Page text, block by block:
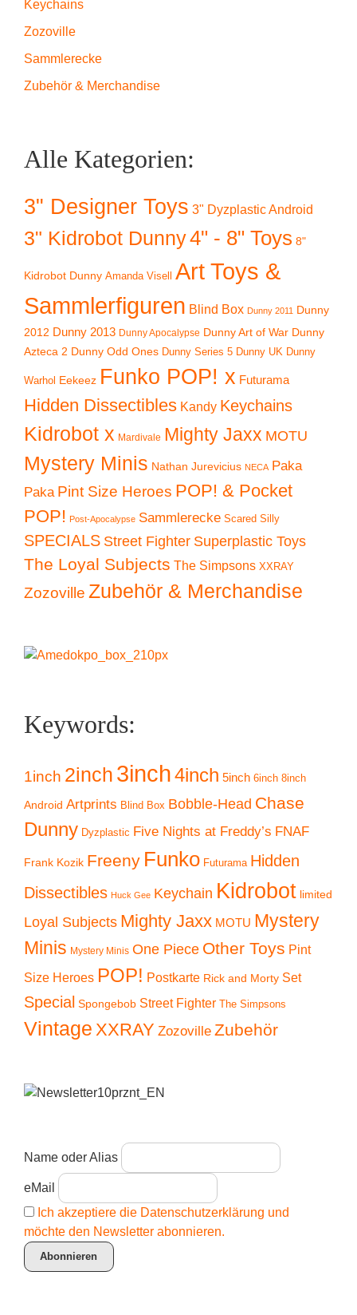
Keychains
Zozoville
Sammlerecke
Zubehör & Merchandise
Alle Kategorien:
3" Designer Toys 3" Dyzplastic Android
3" Kidrobot Dunny4" - 8" Toys 8"
Kidrobot Dunny Amanda Visell
Art Toys &
Sammlerfiguren Blind Box Dunny 2011
Dunny
2012 Dunny 2013 Dunny Apocalypse Dunny Art of War Dunny
Azteca 2 Dunny Odd Ones Dunny Series 5 Dunny UK Dunny
Warhol Eekeez Funko POP! x Futurama
Hidden Dissectibles Kandy Keychains
Kidrobot x Mardivale Mighty Jaxx MOTU
Mystery Minis Nathan Jurevicius NECA Paka
Paka Pint Size Heroes POP! & Pocket
POP! Post-Apocalypse Sammlerecke Scared Silly
SPECIALS Street Fighter Superplastic Toys
The Loyal Subjects The Simpsons XXRAY
Zozoville Zubehör & Merchandise
Keywords:
1inch 2inch 3inch4inch 5inch 6inch 8inch
Android Artprints Blind Box Bobble-Head Chase
Dunny Dyzplastic Five Nights at Freddy’s FNAF
Frank Kozik Freeny Funko Futurama Hidden
Dissectibles Huck Gee Keychain Kidrobot limited
Loyal Subjects Mighty Jaxx MOTU Mystery
Minis Mystery Minis One Piece Other Toys Pint
Size Heroes POP! Postkarte Rick and Morty Set
Special Spongebob Street Fighter The Simpsons
Vintage XXRAY Zozoville Zubehör
Name oder Alias
eMail
Ich akzeptiere die Datenschutzerklärung und
möchte den Newsletter abonnieren.